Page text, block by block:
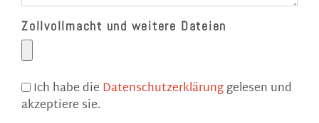
Zollvollmacht und weitere Dateien
Ich habe die Datenschutzerklärunggelesen und
akzeptiere sie.